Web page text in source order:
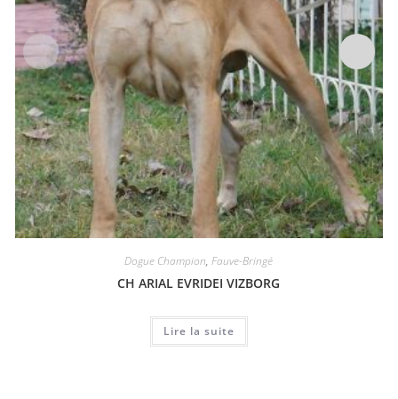
Dogue Champion,Fauve-Bringé
CH ARIAL EVRIDEI VIZBORG
Lire la suite